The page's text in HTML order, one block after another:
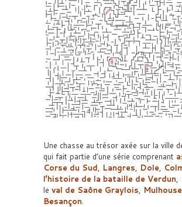
Une chasse au trésor axée sur la ville
qui fait partie d’une série comprenant
Corse du Sud, Langres, Dole,
l’histoire de la bataille de Verdun,
le val de Saône Graylois, Mulhouse
Besançon.